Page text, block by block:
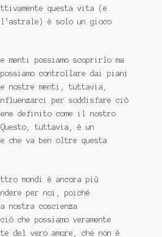
questa vita (e
è solo un gioco
menti possiamo scoprirlo ma
controllare dai piani
Le nostre menti, tuttavia,
per soddisfare ciò
definito come il nostro
Questo, tuttavia, è un
che va ben oltre questa
mondi è ancora più
per noi, poiché
nostra coscienza
che possiamo veramente
del vero amore, che non è